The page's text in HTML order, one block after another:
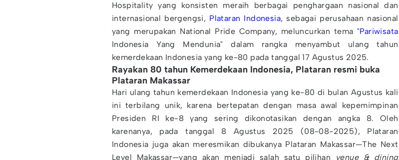
Hospitality yang konsisten meraih berbagai penghargaan nasional dan
internasional bergengsi, Plataran Indonesia, sebagai perusahaan nasional
yang merupakan National Pride Company, meluncurkan tema "Pariwisata
Indonesia Yang Mendunia" dalam rangka menyambut ulang tahun
kemerdekaan Indonesia yang ke-80 pada tanggal 17 Agustus 2025.
Rayakan 80 tahun Kemerdekaan Indonesia, Plataran resmi buka
Plataran Makassar
Hari ulang tahun kemerdekaan Indonesia yang ke-80 di bulan Agustus kali
ini terbilang unik, karena bertepatan dengan masa awal kepemimpinan
Presiden RI ke-8 yang sering dikonotasikan dengan angka 8. Oleh
karenanya, pada tanggal 8 Agustus 2025 (08-08-2025), Plataran
Indonesia juga akan meresmikan dibukanya Plataran Makassar—The Next
Level Makassar—yang akan menjadi salah satu pilihan
venue & dining